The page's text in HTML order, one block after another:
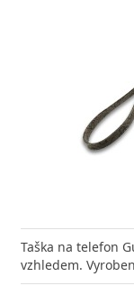
Taška na telefon
vzhledem.